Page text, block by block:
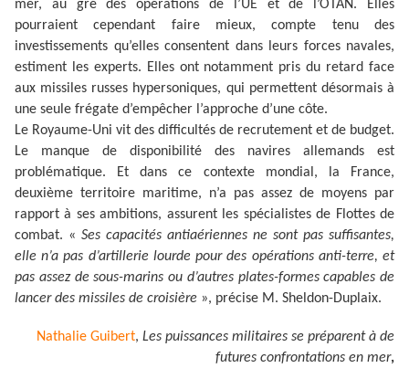
mer, au gré des opérations de l’UE et de l’OTAN. Elles
pourraient cependant faire mieux, compte tenu des
investissements qu’elles consentent dans leurs forces navales,
estiment les experts. Elles ont notamment pris du retard face
aux missiles russes hypersoniques, qui permettent désormais à
une seule frégate d’empêcher l’approche d’une côte.
Le Royaume-Uni vit des difficultés de recrutement et de budget.
Le manque de disponibilité des navires allemands est
problématique. Et dans ce contexte mondial, la France,
deuxième territoire maritime, n’a pas assez de moyens par
rapport à ses ambitions, assurent les spécialistes de Flottes de
combat. « Ses capacités antiaériennes ne sont pas suffisantes,
elle n’a pas d’artillerie lourde pour des opérations anti-terre, et
pas assez de sous-marins ou d’autres plates-formes capables de
lancer des missiles de croisière », précise M. Sheldon-Duplaix.
Nathalie Guibert, Les puissances militaires se préparent à de
futures confrontations en mer,